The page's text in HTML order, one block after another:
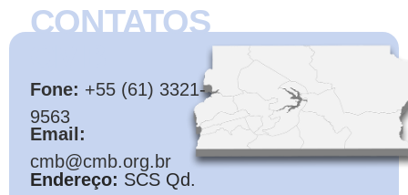
CONTATOS
Fone: +55 (61) 3321-
9563
Email:
cmb@cmb.org.br
Endereço: SCS Qd.